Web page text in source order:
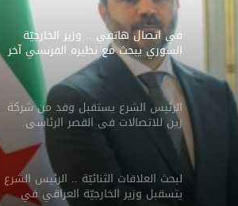
في اتصال هاتفي .. وزير الخارجيّة
السوري يبحث مع نظيره الفرنسي آخر
التطورات.
الرئيس الشرع يستقبل وفد من شركة
زين للاتصالات في القصر الرئاسي.
لبحث العلاقات الثنائيّة .. الرئيس الشرع
يتسقبل وزير الخارجيّة العراقي في